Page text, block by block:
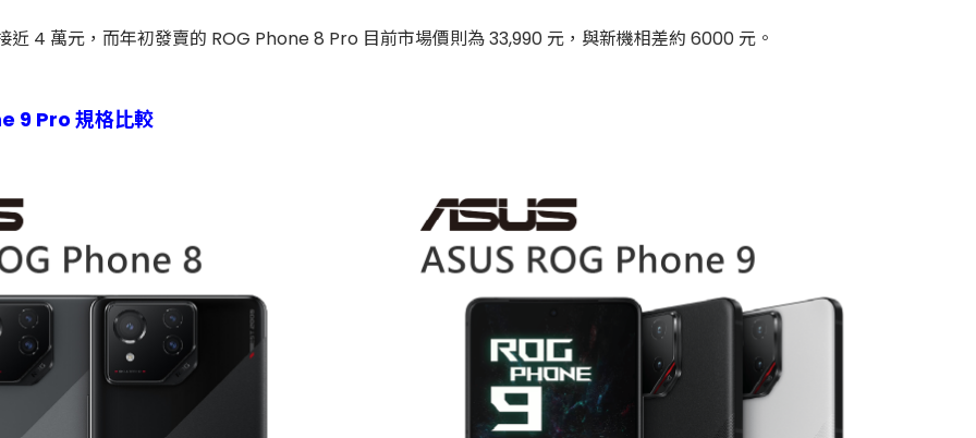
4 萬元，而年初發賣的 ROG Phone 8 Pro 目前市場價則為 33,990 元，與新機相差約 6000 元。
9 Pro 規格比較